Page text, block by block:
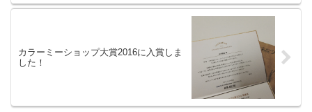
カラーミーショップ大賞2016に入賞しま
した！